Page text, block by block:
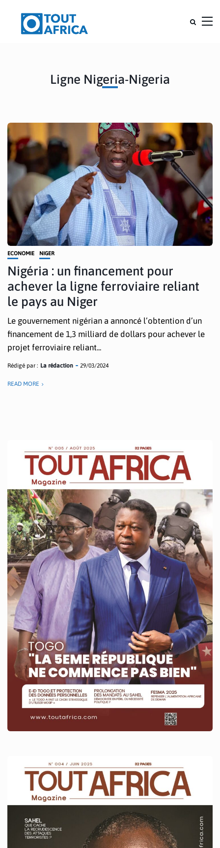
Ligne Nigeria-Nigeria
ECONOMIE NIGER
Nigéria : un financement pour
achever la ligne ferroviaire reliant
le pays au Niger
Le gouvernement nigérian a annoncé l’obtention d’un
financement de 1,3 milliard de dollars pour achever le
projet ferroviaire reliant...
Rédigé par : La rédaction 29/03/2024
READ MORE